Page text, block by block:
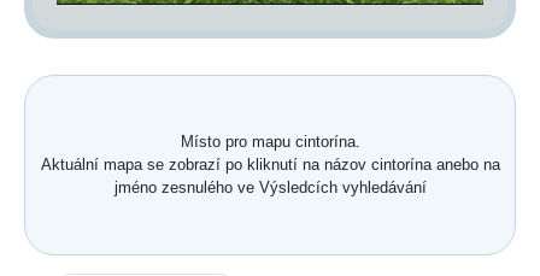
Místo pro mapu cintorína.
Aktuální mapa se zobrazí po kliknutí na názov cintorína anebo na
jméno zesnulého ve Výsledcích vyhledávání